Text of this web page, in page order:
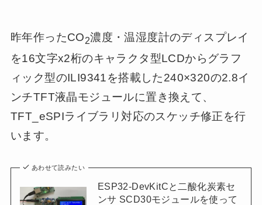
昨年作ったCO2濃度・温湿度計のディスプレイ
を16文字x2桁のキャラクタ型LCDからグラフ
ィック型のILI9341を搭載した240×320の2.8イ
ンチTFT液晶モジュールに置き換えて、
TFT_eSPIライブラリ対応のスケッチ修正を行
います。
あわせて読みたい
ESP32-DevKitCと二酸化炭素セ
ンサ SCD30モジュールを使って